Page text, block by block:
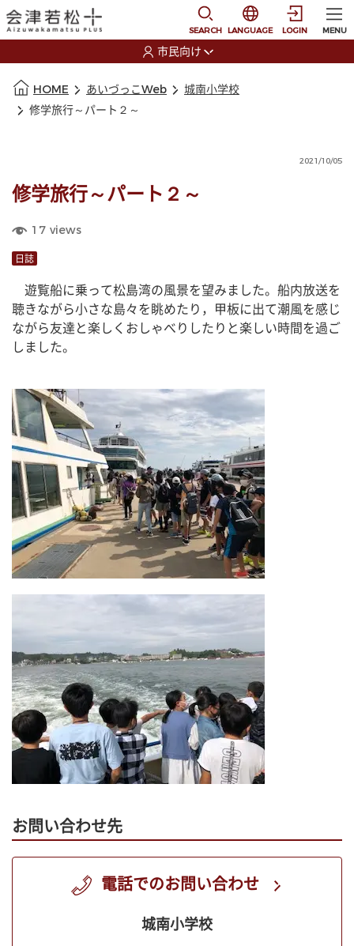
SEARCH
選択すると言語の切
LANGUAGE LOGIN MENU
市民向け
HOME あいづっこWeb
城南小学校
修学旅行～パート２～
2021/10/05
修学旅行～パート２～
17 views
日誌
遊覧船に乗って松島湾の風景を望みました。船内放送を
聴きながら小さな島々を眺めたり，甲板に出て潮風を感じ
ながら友達と楽しくおしゃべりしたりと楽しい時間を過ご
しました。
お問い合わせ先
電話でのお問い合わせ
城南小学校